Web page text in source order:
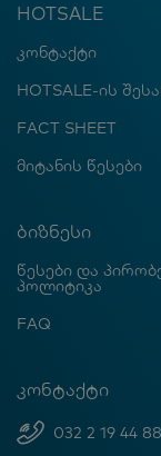
HOTSALE
კონტაქტი
HOTSALE-ის
FACT SHEET
მიტანის წესები
ბიზნესი
წესები და
პოლიტიკა
FAQ
კონტაქტი
032 2 19 44 88